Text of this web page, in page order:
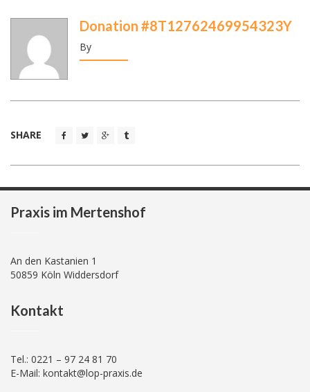
Donation #8T12762469954323Y
By
SHARE
Praxis im Mertenshof
An den Kastanien 1
50859 Köln Widdersdorf
Kontakt
Tel.: 0221 – 97 24 81 70
E-Mail: kontakt@lop-praxis.de